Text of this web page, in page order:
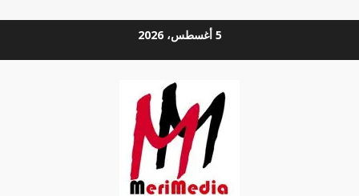
5 أغسطس، 2026